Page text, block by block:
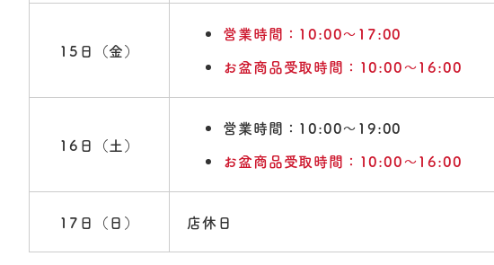
15日（金）
営業時間：10:00〜17:00
お盆商品受取時間：10:00〜16:00
16日（土）
営業時間：10:00〜19:00
お盆商品受取時間：10:00〜16:00
17日（日） 店休日